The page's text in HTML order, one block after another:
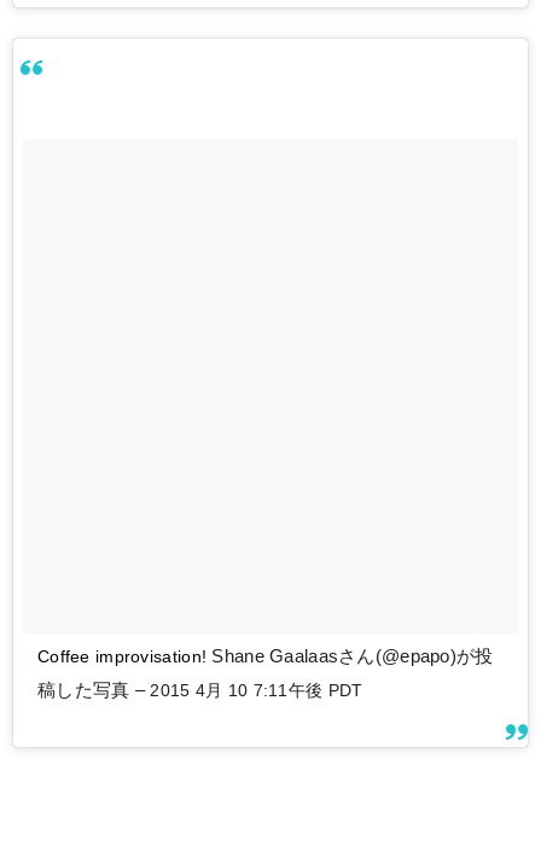
Coffee improvisation! Shane Gaalaasさん(@epapo)が投
稿した写真 – 2015 4月 10 7:11午後 PDT